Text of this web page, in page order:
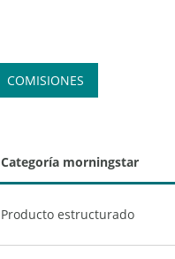
COMISIONES
Categoría morningstar
Producto estructurado